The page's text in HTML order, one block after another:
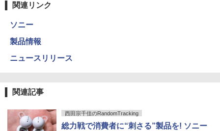
関連リンク
ソニー
製品情報
ニュースリリース
関連記事
西田宗千佳のRandomTracking
総力戦で消費者に“刺さる”製品を! ソニー